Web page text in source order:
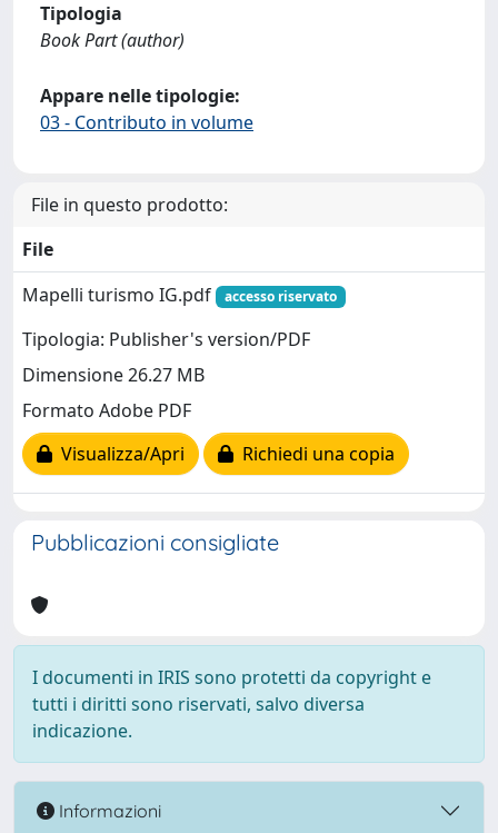
Tipologia
Book Part (author)
Appare nelle tipologie:
03 - Contributo in volume
File in questo prodotto:
File
Mapelli turismo IG.pdf
accesso riservato
Tipologia: Publisher's version/PDF
Dimensione 26.27 MB
Formato Adobe PDF
Visualizza/Apri
Richiedi una copia
Pubblicazioni consigliate
I documenti in IRIS sono protetti da copyright e
tutti i diritti sono riservati, salvo diversa
indicazione.
Informazioni